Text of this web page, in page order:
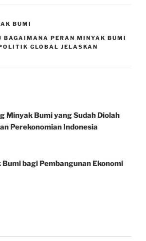
BUMI
BAGAIMANA PERAN MINYAK BUMI
GLOBAL JELASKAN
Minyak Bumi yang Sudah Diolah
Perekonomian Indonesia
bagi Pembangunan Ekonomi